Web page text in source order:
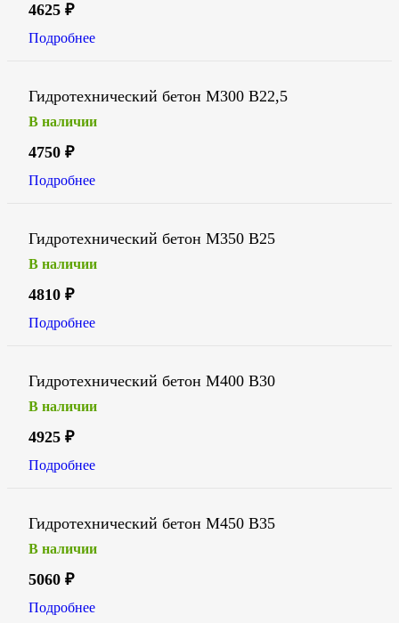
4625 ₽
Подробнее
Гидротехнический бетон М300 В22,5
В наличии
4750 ₽
Подробнее
Гидротехнический бетон М350 В25
В наличии
4810 ₽
Подробнее
Гидротехнический бетон М400 В30
В наличии
4925 ₽
Подробнее
Гидротехнический бетон М450 В35
В наличии
5060 ₽
Подробнее